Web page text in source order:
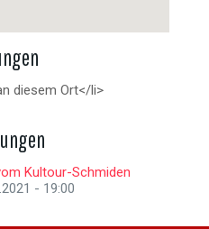
diesem Ort</li>
Kultour-Schmiden
- 19:00